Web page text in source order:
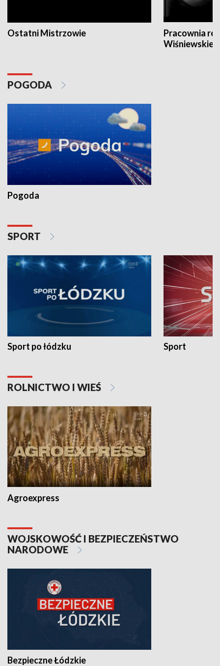
Ostatni Mistrzowie
Pracownia
POGODA
Pogoda
SPORT
Sport po łódzku Sport
ROLNICTWO I WIEŚ
Agroexpress
WOJSKOWOŚĆ I BEZPIECZEŃSTWO
NARODOWE
Bezpieczne Łódzkie